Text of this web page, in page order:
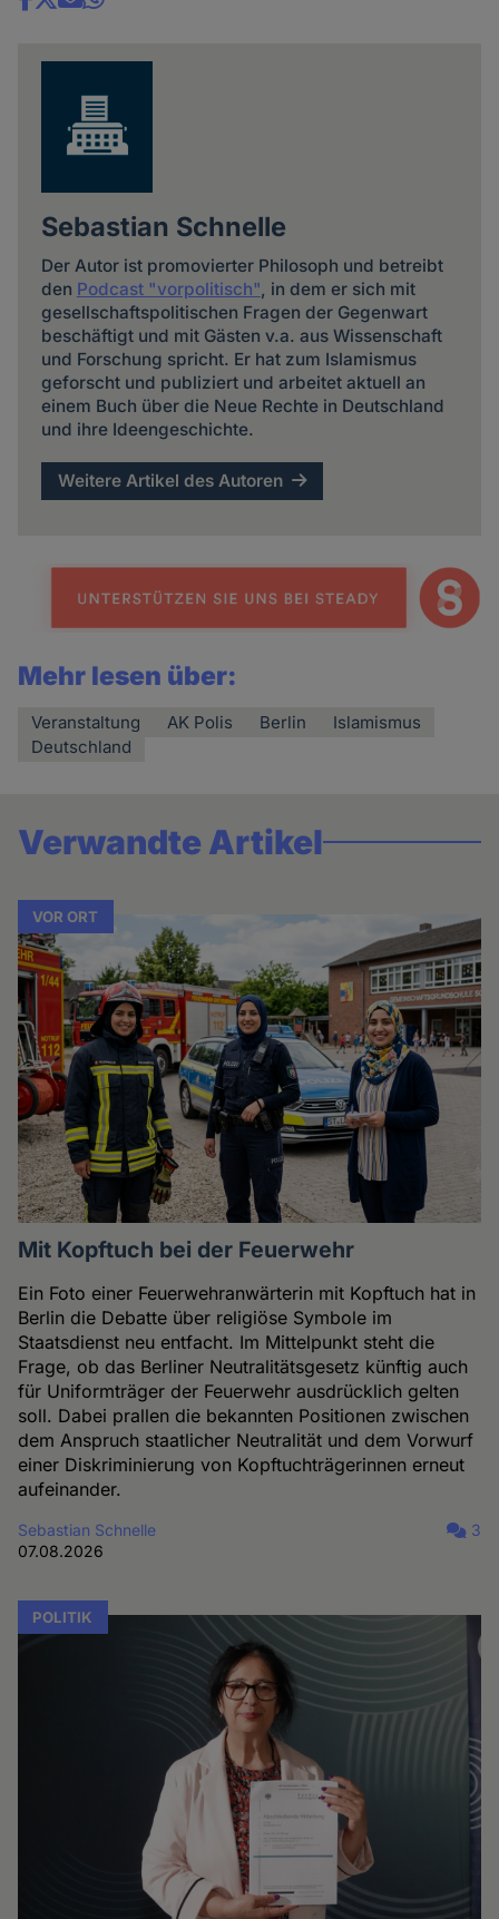
Share
Sebastian Schnelle
Der Autor ist promovierter Philosoph und betreibt
den Podcast "vorpolitisch", in dem er sich mit
gesellschaftspolitischen Fragen der Gegenwart
beschäftigt und mit Gästen v.a. aus Wissenschaft
und Forschung spricht. Er hat zum Islamismus
geforscht und publiziert und arbeitet aktuell an
einem Buch über die Neue Rechte in Deutschland
und ihre Ideengeschichte.
Weitere Artikel des Autoren
Mehr lesen über:
Veranstaltung AK Polis Berlin
Islamismus
Deutschland
Verwandte Artikel
VOR ORT
Mit Kopftuch bei der Feuerwehr
Ein Foto einer Feuerwehranwärterin mit Kopftuch hat in
Berlin die Debatte über religiöse Symbole im
Staatsdienst neu entfacht. Im Mittelpunkt steht die
Frage, ob das Berliner Neutralitätsgesetz künftig auch
für Uniformträger der Feuerwehr ausdrücklich gelten
soll. Dabei prallen die bekannten Positionen zwischen
dem Anspruch staatlicher Neutralität und dem Vorwurf
einer Diskriminierung von Kopftuchträgerinnen erneut
aufeinander.
Sebastian Schnelle
07.08.2026
3
POLITIK